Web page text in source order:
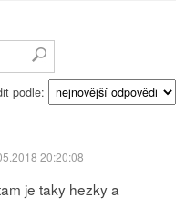
podle:
20:20:08
je taky hezky a